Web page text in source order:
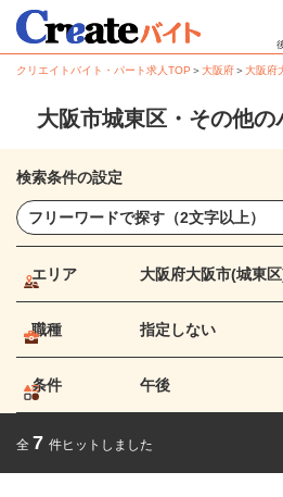
クリエイトバイト・パート求人TOP ＞大阪府＞大阪府
大阪市城東区・その他
検索条件の設定
エリア 大阪府大阪市(城東
職種 指定しない
条件 午後
全 7 件ヒットしました